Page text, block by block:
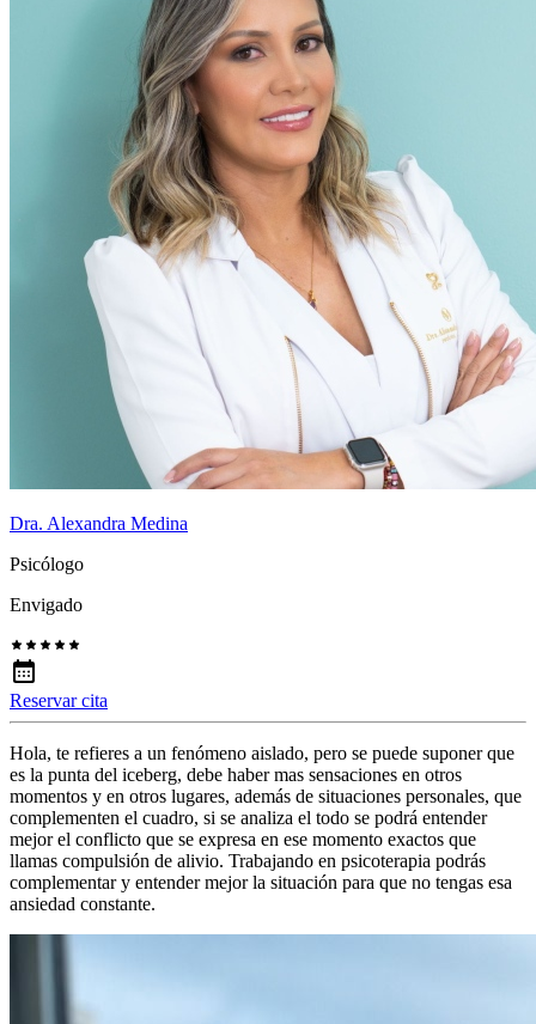
Dra. Alexandra Medina
Psicólogo
Envigado
Reservar cita
Hola, te refieres a un fenómeno aislado, pero se puede suponer que
es la punta del iceberg, debe haber mas sensaciones en otros
momentos y en otros lugares, además de situaciones personales, que
complementen el cuadro, si se analiza el todo se podrá entender
mejor el conflicto que se expresa en ese momento exactos que
llamas compulsión de alivio. Trabajando en psicoterapia podrás
complementar y entender mejor la situación para que no tengas esa
ansiedad constante.